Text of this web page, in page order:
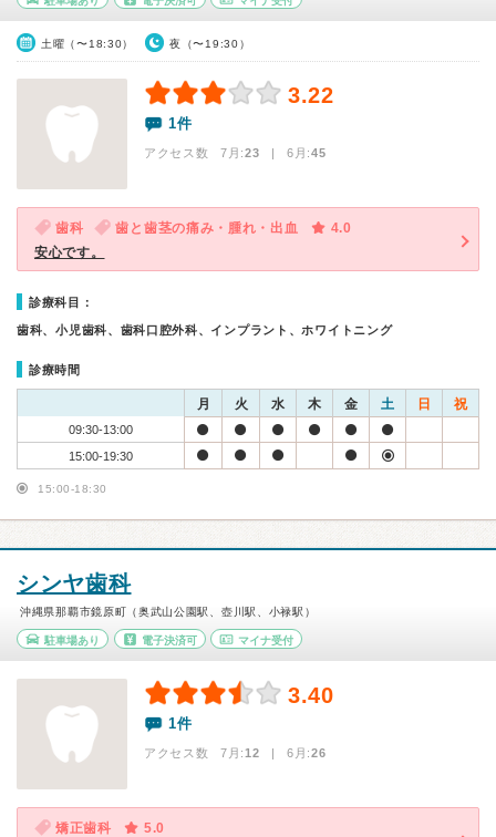
土曜（〜18:30） 夜（〜19:30）
3.22
1件
アクセス数 7月:23 | 6月:45
歯科 歯と歯茎の痛み・腫れ・出血
4.0
安心です。
診療科目：
歯科、小児歯科、歯科口腔外科、インプラント、ホワイトニング
診療時間
月 火 水 木 金 土 日 祝
09:30-13:00
15:00-19:30
15:00-18:30
シンヤ歯科
沖縄県那覇市鏡原町（奥武山公園駅、壺川駅、小禄駅）
駐車場あり 電子決済可 マイナ受付
3.40
1件
アクセス数 7月:12 | 6月:26
矯正歯科
5.0